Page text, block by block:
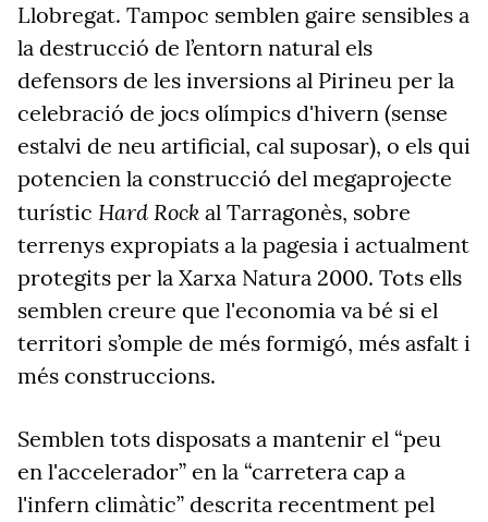
Llobregat. Tampoc semblen gaire sensibles a
la destrucció de l’entorn natural els
defensors de les inversions al Pirineu per la
celebració de jocs olímpics d'hivern (sense
estalvi de neu artificial, cal suposar), o els qui
potencien la construcció del megaprojecte
turístic Hard Rock al Tarragonès, sobre
terrenys expropiats a la pagesia i actualment
protegits per la Xarxa Natura 2000. Tots ells
semblen creure que l'economia va bé si el
territori s’omple de més formigó, més asfalt i
més construccions.
Semblen tots disposats a mantenir el “peu
en l'accelerador” en la “carretera cap a
l'infern climàtic” descrita recentment pel